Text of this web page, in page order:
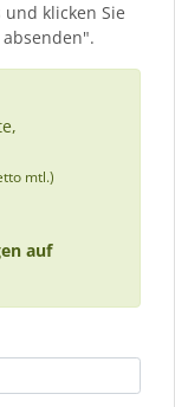
klicken Sie
mtl.)
auf